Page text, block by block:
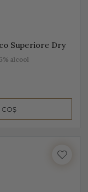
de Trieste. Peste
din acele locuri,
Toți aceștia s-
proteja acest vin
denumire.
pentru
prospețime, este
și care se
un conținut
atât de bărbați,
Superiore Dry
alcool
COȘ